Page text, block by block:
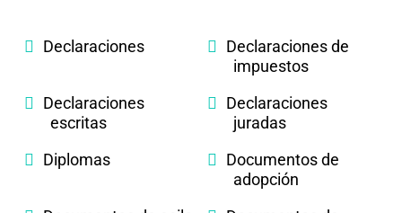
Declaraciones
Declaraciones de
impuestos
Declaraciones
escritas
Declaraciones
juradas
Diplomas
Documentos de
adopción